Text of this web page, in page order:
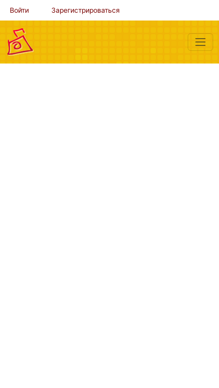
Войти Зарегистрироваться